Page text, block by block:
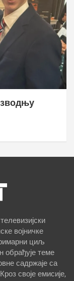
војничке
циљ
обрађује теме
садржаје са
своје емисије,